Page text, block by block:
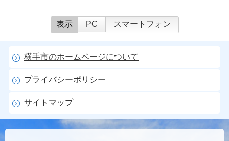
表示 PC スマートフォン
横手市のホームページについて
プライバシーポリシー
サイトマップ